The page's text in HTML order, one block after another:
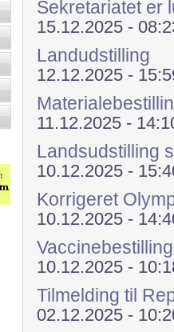
Sekretariatet er
15.12.2025 -
Landudstilling
12.12.2025 -
11.12.2025 -
Landsudstilling
10.12.2025 -
Korrigeret
10.12.2025 -
Vaccinebestilling
10.12.2025 -
Tilmelding til
02.12.2025 -